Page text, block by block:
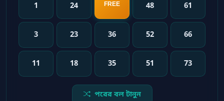
1 24 FREE 48 61
3 23 36 52 66
11 18 35 51 73
পরের বল টানুন